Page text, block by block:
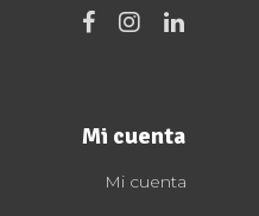
Mi cuenta
Mi cuenta